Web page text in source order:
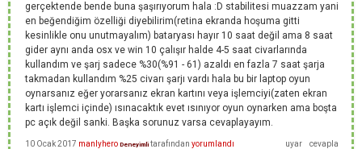
gerçektende bende buna şaşırıyorum hala :D stabilitesi muazzam yani
en beğendiğim özelliği diyebilirim(retina ekranda hoşuma gitti
kesinlikle onu unutmayalım) bataryası hayır 10 saat değil ama 8 saat
gider aynı anda osx ve win 10 çalışır halde 4-5 saat civarlarında
kullandım ve şarj sadece %30(%91 - 61) azaldı en fazla 7 saat şarja
takmadan kullandım %25 civarı şarjı vardı hala bu bir laptop oyun
oynarsanız eğer yorarsanız ekran kartını veya işlemciyi(zaten ekran
kartı işlemci içinde) ısınacaktık evet ısınıyor oyun oynarken ama boşta
pc açık değil sanki. Başka sorunuz varsa cevaplayayım.
10 Ocak 2017 manlyhero Deneyimli tarafından yorumlandı